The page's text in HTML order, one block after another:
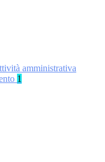
amministrativa
1